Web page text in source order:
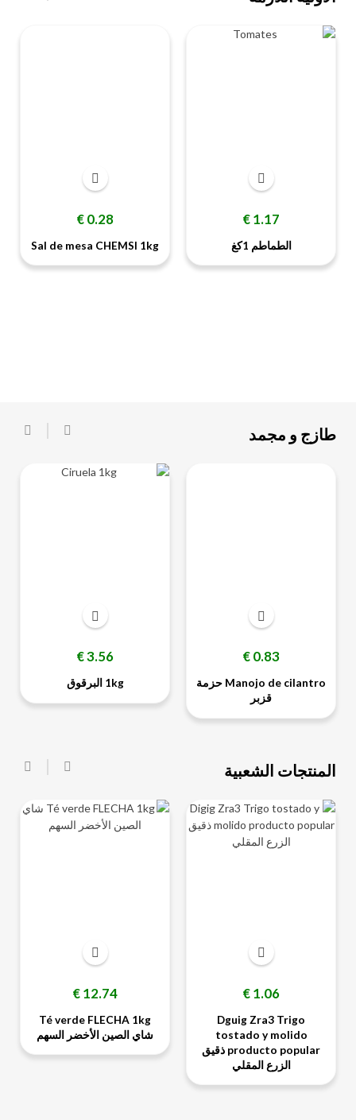
السعر
1.17 €
الطماطم 1كغ
السعر
0.28 €
Sal de mesa CHEMSI 1kg
طازج و مجمد
السعر
0.83 €
Manojo de cilantro حزمة
قزبر
السعر
3.56 €
1kg البرقوق
المنتجات الشعبية
السعر
1.06 €
Dguig Zra3 Trigo
tostado y molido
producto popular ذقيق
الزرع المقلي
السعر
12.74 €
Té verde FLECHA 1kg
شاي الصين الأخضر السهم